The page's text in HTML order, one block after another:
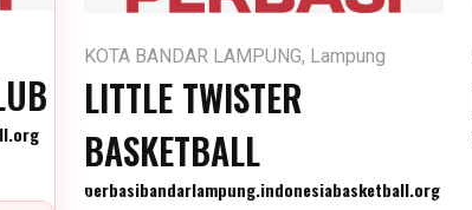
KOTA BANDAR LAMPUNG, Lampung
LITTLE TWISTER
BASKETBALL
perbasibandarlampung.indonesiabasketball.org